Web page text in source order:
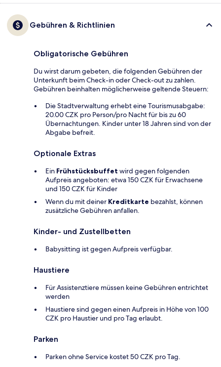
Gebühren & Richtlinien
Obligatorische Gebühren
Du wirst darum gebeten, die folgenden Gebühren der
Unterkunft beim Check-in oder Check-out zu zahlen.
Gebühren beinhalten möglicherweise geltende Steuern:
Die Stadtverwaltung erhebt eine Tourismusabgabe:
20.00 CZK pro Person/pro Nacht für bis zu 60
Übernachtungen. Kinder unter 18 Jahren sind von der
Abgabe befreit.
Optionale Extras
Ein Frühstücksbuffet wird gegen folgenden
Aufpreis angeboten: etwa 150 CZK für Erwachsene
und 150 CZK für Kinder
Wenn du mit deiner Kreditkarte bezahlst, können
zusätzliche Gebühren anfallen.
Kinder- und Zustellbetten
Babysitting ist gegen Aufpreis verfügbar.
Haustiere
Für Assistenztiere müssen keine Gebühren entrichtet
werden
Haustiere sind gegen einen Aufpreis in Höhe von 100
CZK pro Haustier und pro Tag erlaubt.
Parken
Parken ohne Service kostet 50 CZK pro Tag.